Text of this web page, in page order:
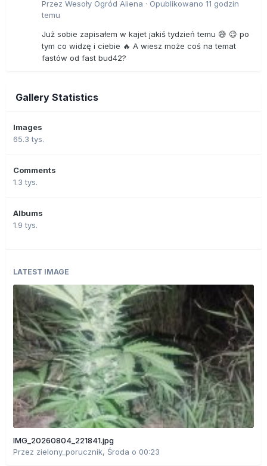
Przez Wesoły Ogród Aliena · Opublikowano 11 godzin
temu
Już sobie zapisałem w kajet jakiś tydzień temu 😅 😉 po
tym co widzę i ciebie 🔥 A wiesz może coś na temat
fastów od fast bud42?
Gallery Statistics
Images
65.3 tys.
Comments
1.3 tys.
Albums
1.9 tys.
LATEST IMAGE
IMG_20260804_221841.jpg
Przez zielony_porucznik, Środa o 00:23